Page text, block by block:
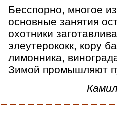
Бесспорно, многое
основные занятия
охотники
элеутерококк, кору
лимонника,
Зимой промышляют